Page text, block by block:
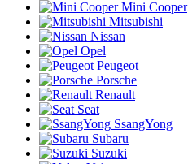
Mini Cooper
Mitsubishi
Nissan
Opel
Peugeot
Porsche
Renault
Seat
SsangYong
Subaru
Suzuki